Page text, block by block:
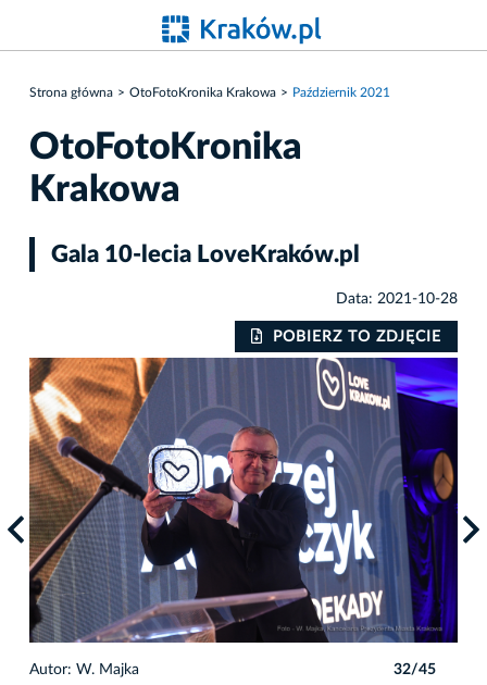
Strona główna OtoFotoKronika Krakowa Październik 2021
OtoFotoKronika
Krakowa
Gala 10-lecia LoveKraków.pl
Data: 2021-10-28
POBIERZ TO ZDJĘCIE
Autor: W. Majka 32/45